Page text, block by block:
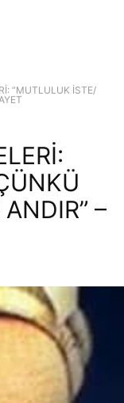
“MUTLULUK İSTE/
–